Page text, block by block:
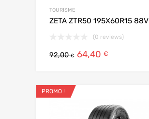
TOURISME
ZETA ZTR50 195X60R15 88V
(0 reviews)
92,00€ 64,40 €
PROMO !